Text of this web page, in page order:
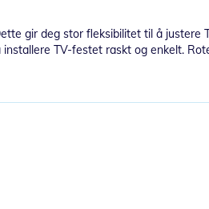
gir deg stor fleksibilitet til å justere
TV-festet raskt og enkelt.